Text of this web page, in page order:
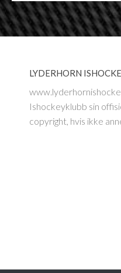
LYDERHORN
Ishockeyklubb sin
copyright, hvis ikke